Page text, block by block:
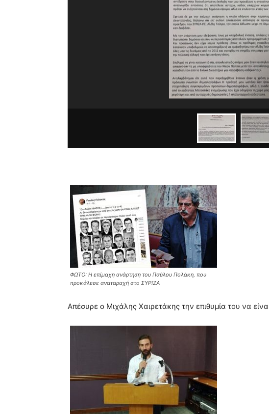
ΦΩΤΟ: Η επίμαχη ανάρτηση του Παύλου Πολάκη, που
προκάλεσε αναταραχή στο ΣΥΡΙΖΑ
Απέσυρε ο Μιχάλης Χαιρετάκης την επιθυμία του να